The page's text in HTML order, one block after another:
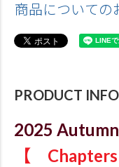
商品についての
PRODUCT
2025
【